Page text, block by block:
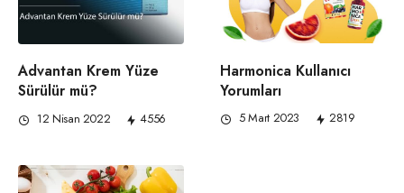
Advantan Krem Yüze
Sürülür mü?
12 Nisan 2022 4556
Harmonica Kullanıcı
Yorumları
5 Mart 2023 2819